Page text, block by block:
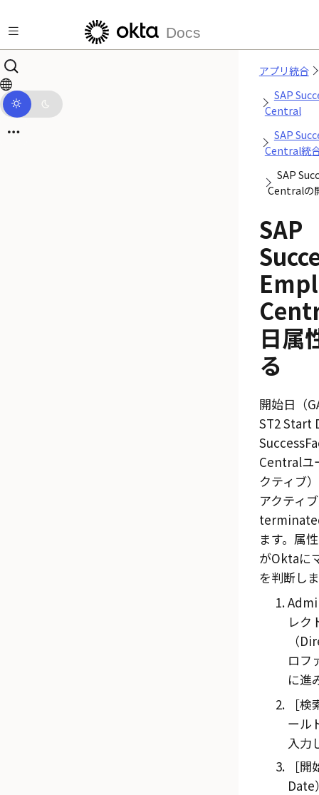
Docs
アプリ統合
SAP
Central
SAP
Central統
SAP
Centralの
SAP
日属
る
開始日（
ST2 Start
Centralユ
クティブ
アクティ
ます。属
がOktaに
を判断し
レク
（
ロフ
に進
検
ール
入力
開
Date